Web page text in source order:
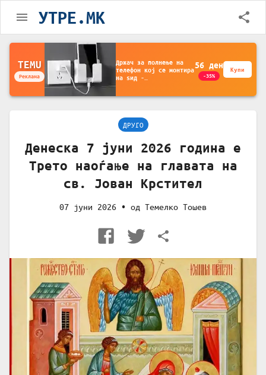
УТРЕ.MK
TEMU
Реклама
Држач за полнење на
телефон кој се монтира
на ѕид -
за чување на покрај
56 ден
-35%
Купи
ДРУГО
Денеска 7 јуни 2026 година е
Трето наоѓање на главата на
св. Јован Крстител
07 јуни 2026 • од Темелко Тошев